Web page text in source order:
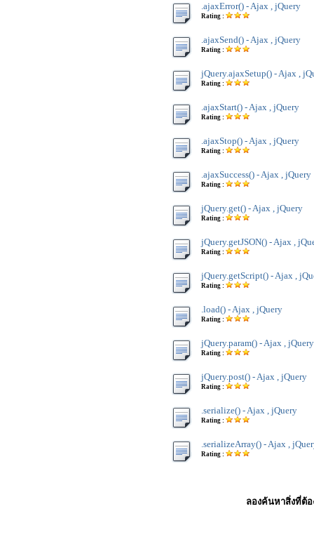
.ajaxError() - Ajax , jQuery
Rating :
.ajaxSend() - Ajax , jQuery
Rating :
jQuery.ajaxSetup() - Ajax ,
Rating :
.ajaxStart() - Ajax , jQuery
Rating :
.ajaxStop() - Ajax , jQuery
Rating :
.ajaxSuccess() - Ajax , jQuery
Rating :
jQuery.get() - Ajax , jQuery
Rating :
jQuery.getJSON() - Ajax ,
Rating :
jQuery.getScript() - Ajax ,
Rating :
.load() - Ajax , jQuery
Rating :
jQuery.param() - Ajax , jQuery
Rating :
jQuery.post() - Ajax , jQuery
Rating :
.serialize() - Ajax , jQuery
Rating :
.serializeArray() - Ajax ,
Rating :
ลองค้นหาสิ่งที่ต้อ